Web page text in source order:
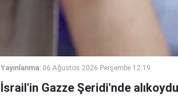
Yayınlanma: 06 Ağustos 2026 Perşembe 12:19
İsrail'in Gazze Şeridi'nde